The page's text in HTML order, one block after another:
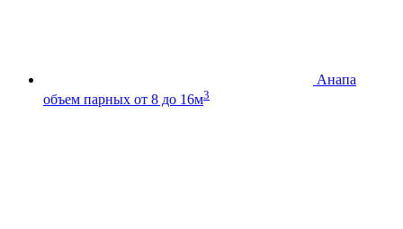
Анапа
объем парных от 8 до 16м3